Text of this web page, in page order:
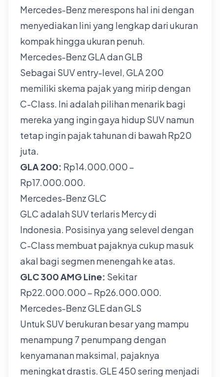
Mercedes-Benz merespons hal ini dengan
menyediakan lini yang lengkap dari ukuran
kompak hingga ukuran penuh.
Mercedes-Benz GLA dan GLB
Sebagai SUV entry-level, GLA 200
memiliki skema pajak yang mirip dengan
C-Class. Ini adalah pilihan menarik bagi
mereka yang ingin gaya hidup SUV namun
tetap ingin pajak tahunan di bawah Rp20
juta.
GLA 200: Rp14.000.000 –
Rp17.000.000.
Mercedes-Benz GLC
GLC adalah SUV terlaris Mercy di
Indonesia. Posisinya yang selevel dengan
C-Class membuat pajaknya cukup masuk
akal bagi segmen menengah ke atas.
GLC 300 AMG Line: Sekitar
Rp22.000.000 – Rp26.000.000.
Mercedes-Benz GLE dan GLS
Untuk SUV berukuran besar yang mampu
menampung 7 penumpang dengan
kenyamanan maksimal, pajaknya
meningkat drastis. GLE 450 sering menjadi